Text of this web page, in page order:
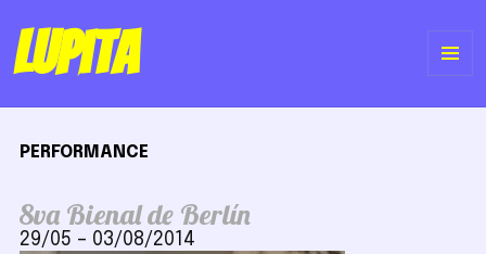
Lupita
PERFORMANCE
8va Bienal de Berlín
29/05 – 03/08/2014